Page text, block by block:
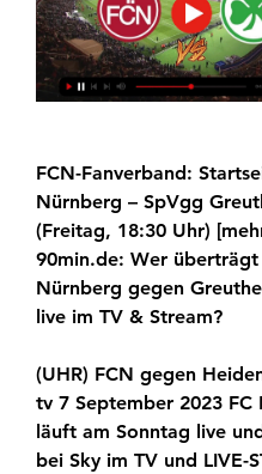
FCN-Fanverband:
Nürnberg – SpVgg
(Freitag, 18:30 Uhr)
90min.de: Wer überträgt
Nürnberg gegen
live im TV & Stream?
(UHR) FCN gegen
tv 7 September 2023 FC
läuft am Sonntag live
bei Sky im TV und LIVE-